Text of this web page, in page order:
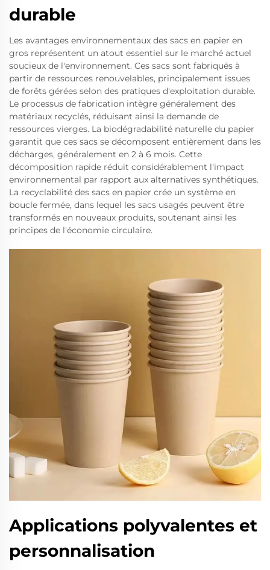
durable
Les avantages environnementaux des sacs en papier en
gros représentent un atout essentiel sur le marché actuel
soucieux de l'environnement. Ces sacs sont fabriqués à
partir de ressources renouvelables, principalement issues
de forêts gérées selon des pratiques d'exploitation durable.
Le processus de fabrication intègre généralement des
matériaux recyclés, réduisant ainsi la demande de
ressources vierges. La biodégradabilité naturelle du papier
garantit que ces sacs se décomposent entièrement dans les
décharges, généralement en 2 à 6 mois. Cette
décomposition rapide réduit considérablement l'impact
environnemental par rapport aux alternatives synthétiques.
La recyclabilité des sacs en papier crée un système en
boucle fermée, dans lequel les sacs usagés peuvent être
transformés en nouveaux produits, soutenant ainsi les
principes de l'économie circulaire.
Applications polyvalentes et
personnalisation